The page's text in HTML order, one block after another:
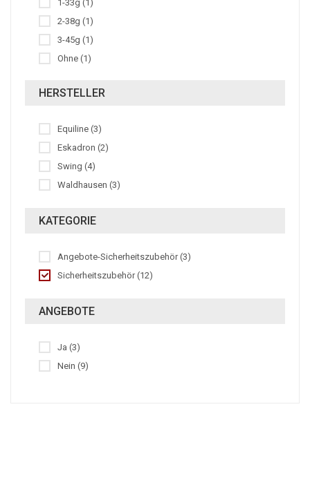
1-33g (1)
2-38g (1)
3-45g (1)
Ohne (1)
HERSTELLER
Equiline (3)
Eskadron (2)
Swing (4)
Waldhausen (3)
KATEGORIE
Angebote-Sicherheitszubehör (3)
Sicherheitszubehör (12)
ANGEBOTE
Ja (3)
Nein (9)